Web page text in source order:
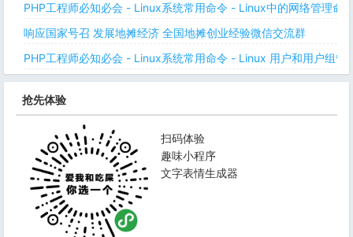
PHP工程师必知必会 - Linux系统常用命令 - Linux中的网络管理命
响应国家号召 发展地摊经济 全国地摊创业经验微信交流群
PHP工程师必知必会 - Linux系统常用命令 - Linux 用户和用户组管
抢先体验
扫码体验
趣味小程序
文字表情生成器